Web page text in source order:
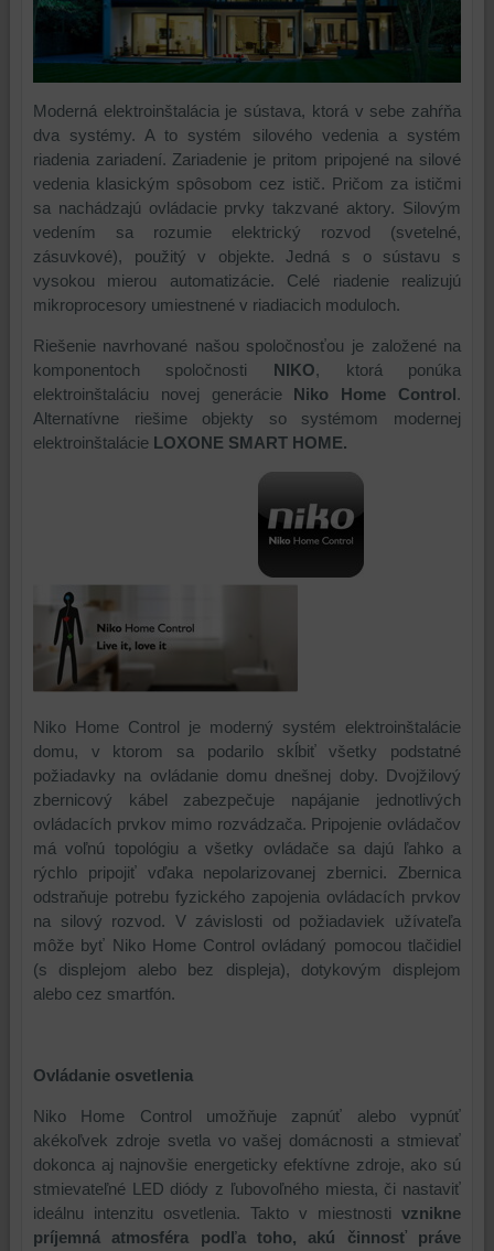
Moderná elektroinštalácia je sústava, ktorá v sebe zahŕňa
dva systémy. A to systém silového vedenia a systém
riadenia zariadení. Zariadenie je pritom pripojené na silové
vedenia klasickým spôsobom cez istič. Pričom za ističmi
sa nachádzajú ovládacie prvky takzvané aktory. Silovým
vedením sa rozumie elektrický rozvod (svetelné,
zásuvkové), použitý v objekte. Jedná s o sústavu s
vysokou mierou automatizácie. Celé riadenie realizujú
mikroprocesory umiestnené v riadiacich moduloch.
Riešenie navrhované našou spoločnosťou je založené na
komponentoch spoločnosti NIKO, ktorá ponúka
elektroinštaláciu novej generácie Niko Home Control.
Alternatívne riešime objekty so systémom modernej
elektroinštalácie LOXONE SMART HOME.
Niko Home Control je moderný systém elektroinštalácie
domu, v ktorom sa podarilo skĺbiť všetky podstatné
požiadavky na ovládanie domu dnešnej doby. Dvojžilový
zbernicový kábel zabezpečuje napájanie jednotlivých
ovládacích prvkov mimo rozvádzača. Pripojenie ovládačov
má voľnú topológiu a všetky ovládače sa dajú ľahko a
rýchlo pripojiť vďaka nepolarizovanej zbernici. Zbernica
odstraňuje potrebu fyzického zapojenia ovládacích prvkov
na silový rozvod. V závislosti od požiadaviek užívateľa
môže byť Niko Home Control ovládaný pomocou tlačidiel
(s displejom alebo bez displeja), dotykovým displejom
alebo cez smartfón.
Ovládanie osvetlenia
Niko Home Control umožňuje zapnúť alebo vypnúť
akékoľvek zdroje svetla vo vašej domácnosti a stmievať
dokonca aj najnovšie energeticky efektívne zdroje, ako sú
stmievateľné LED diódy z ľubovoľného miesta, či nastaviť
ideálnu intenzitu osvetlenia. Takto v miestnostivznikne
príjemná atmosféra podľa toho, akú činnosť práve